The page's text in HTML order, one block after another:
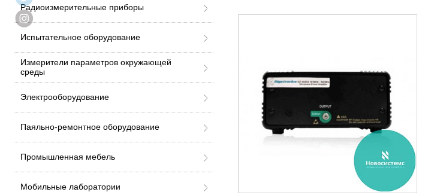
Радиоизмерительные приборы
Испытательное оборудование
Измерители параметров окружающей
среды
Электрооборудование
Паяльно-ремонтное оборудование
Промышленная мебель
Мобильные лаборатории